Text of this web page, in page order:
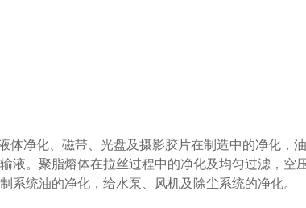
净化、磁带、光盘及摄影胶片在制造中的净化，
。聚脂熔体在拉丝过程中的净化及均匀过滤，空
统油的净化，给水泵、风机及除尘系统的净化。